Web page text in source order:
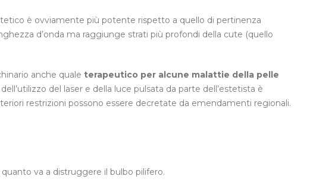
è ovviamente più potente rispetto a quello di pertinenza
d’onda ma raggiunge strati più profondi della cute (quello
anche quale terapeutico per alcune malattie della pelle
del laser e della luce pulsata da parte dell’estetista è
restrizioni possono essere decretate da emendamenti regionali.
va a distruggere il bulbo pilifero.